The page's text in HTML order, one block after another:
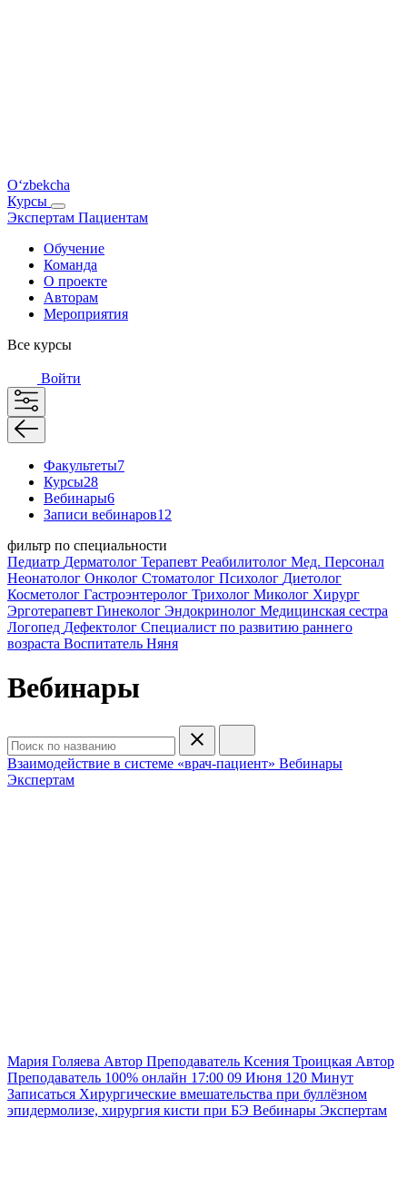
O‘zbekcha
Курсы
Экспертам Пациентам
Обучение
Команда
О проекте
Авторам
Мероприятия
Все курсы
Войти
Факультеты7
Курсы28
Вебинары6
Записи вебинаров12
фильтр по специальности
Педиатр Дерматолог Терапевт Реабилитолог Мед. Персонал
Неонатолог Онколог Стоматолог Психолог Диетолог
Косметолог Гастроэнтеролог Трихолог Миколог Хирург
Эрготерапевт Гинеколог Эндокринолог Медицинская сестра
Логопед Дефектолог Специалист по развитию раннего
возраста Воспитатель Няня
Вебинары
Взаимодействие в системе «врач-пациент» Вебинары
Экспертам
Мария Голяева Автор Преподаватель Ксения Троицкая Автор
Преподаватель 100% онлайн 17:00 09 Июня 120 Минут
Записаться Хирургические вмешательства при буллёзном
эпидермолизе, хирургия кисти при БЭ Вебинары Экспертам